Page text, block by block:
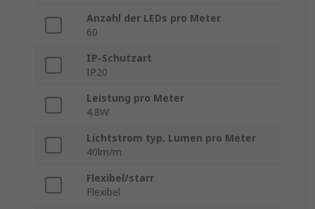
Anzahl der LEDs pro Meter
60
IP-Schutzart
IP20
Leistung pro Meter
4.8W
Lichtstrom typ. Lumen pro Meter
40lm/m
Flexibel/starr
Flexibel